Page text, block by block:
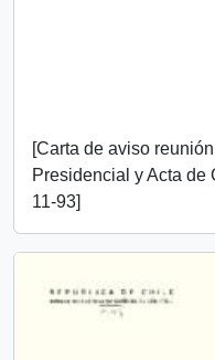
[Carta de aviso
Presidencial y Acta de
11-93]